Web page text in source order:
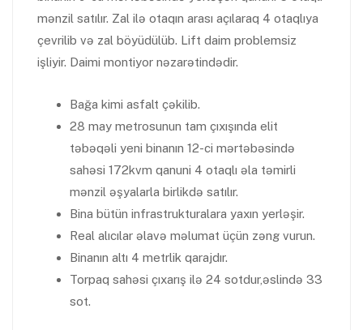
mənzil satılır. Zal ilə otaqın arası açılaraq 4 otaqlıya
çevrilib və zal böyüdülüb. Lift daim problemsiz
işliyir. Daimi montiyor nəzarətindədir.
Bağa kimi asfalt çəkilib.
28 may metrosunun tam çıxışında elit
təbəqəli yeni binanın 12-ci mərtəbəsində
sahəsi 172kvm qanuni 4 otaqlı əla təmirli
mənzil əşyalarla birlikdə satılır.
Bina bütün infrastrukturalara yaxın yerləşir.
Real alıcılar əlavə məlumat üçün zəng vurun.
Binanın altı 4 metrlik qarajdır.
Torpaq sahəsi çıxarış ilə 24 sotdur,əslində 33
sot.